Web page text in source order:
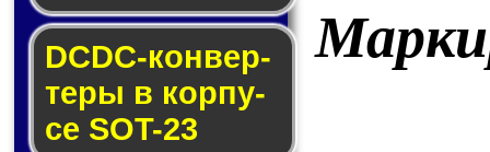
DCDC-кон­вер­
те­ры в кор­пу­
се SOT-23